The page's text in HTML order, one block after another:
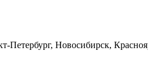
Петербург, Новосибирск,